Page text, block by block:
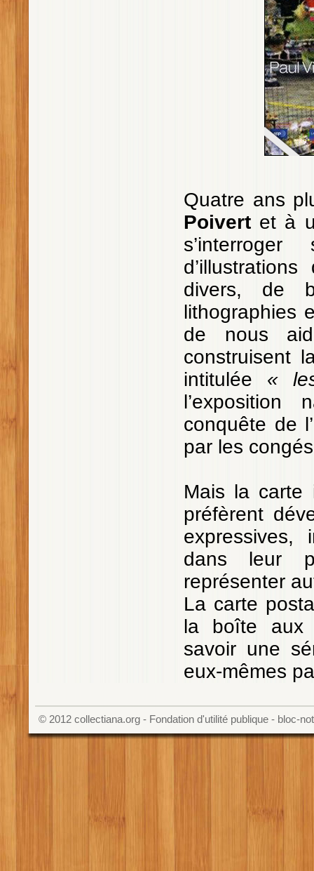
Quatre ans
Poivert et à
divers, de
lithographies
de nous
construisent
intitulée «
l’exposition
conquête de
par les
Mais la carte
préfèrent
expressives,
dans leur
représenter
La carte
la boîte aux
savoir une
eux-mêmes
© 2012 collectiana.org - Fondation d'utilité publique - bloc-